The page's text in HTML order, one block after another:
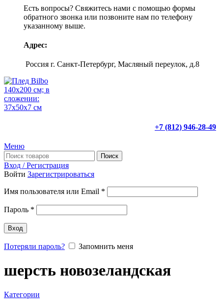
Есть вопросы? Свяжитесь нами с помощью формы
обратного звонка или позвоните нам по телефону
указанному выше.
Адрес:
Россия г. Санкт-Петербург, Масляный переулок, д.8
+7 (812) 946-28-49
Меню
Поиск
Вход / Регистрация
Войти Зарегистрироваться
Имя пользователя или Email *
Пароль *
Вход
Потеряли пароль? Запомнить меня
шерсть новозеландская
Категории